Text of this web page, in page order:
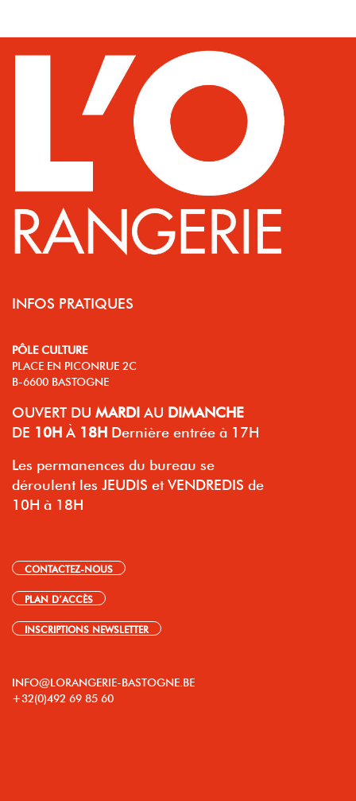
INFOS PRATIQUES
PÔLE CULTURE
PLACE EN PICONRUE 2C
B-6600 BASTOGNE
OUVERT DU MARDI AU DIMANCHE
DE 10H À 18H Dernière entrée à 17H
Les permanences du bureau se
déroulent les JEUDIS et VENDREDIS de
10H à 18H
CONTACTEZ-NOUS
PLAN D’ACCÈS
INSCRIPTIONS NEWSLETTER
INFO@LORANGERIE-BASTOGNE.BE
+32(0)492 69 85 60